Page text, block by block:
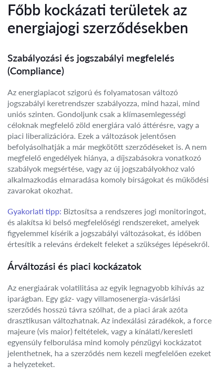
Főbb kockázati területek az
energiajogi szerződésekben
Szabályozási és jogszabályi megfelelés
(Compliance)
Az energiapiacot szigorú és folyamatosan változó
jogszabályi keretrendszer szabályozza, mind hazai, mind
uniós szinten. Gondoljunk csak a klímasemlegességi
céloknak megfelelő zöld energiára való áttérésre, vagy a
piaci liberalizációra. Ezek a változások jelentősen
befolyásolhatják a már megkötött szerződéseket is. A nem
megfelelő engedélyek hiánya, a díjszabásokra vonatkozó
szabályok megsértése, vagy az új jogszabályokhoz való
alkalmazkodás elmaradása komoly bírságokat és működési
zavarokat okozhat.
Gyakorlati tipp: Biztosítsa a rendszeres jogi monitoringot,
és alakítsa ki belső megfelelőségi rendszereket, amelyek
figyelemmel kísérik a jogszabályi változásokat, és időben
értesítik a releváns érdekelt feleket a szükséges lépésekről.
Árváltozási és piaci kockázatok
Az energiaárak volatilitása az egyik legnagyobb kihívás az
iparágban. Egy gáz- vagy villamosenergia-vásárlási
szerződés hosszú távra szólhat, de a piaci árak azóta
drasztikusan változhatnak. Az indexálási záradékok, a force
majeure (vis maior) feltételek, vagy a kínálati/keresleti
egyensúly felborulása mind komoly pénzügyi kockázatot
jelenthetnek, ha a szerződés nem kezeli megfelelően ezeket
a helyzeteket.